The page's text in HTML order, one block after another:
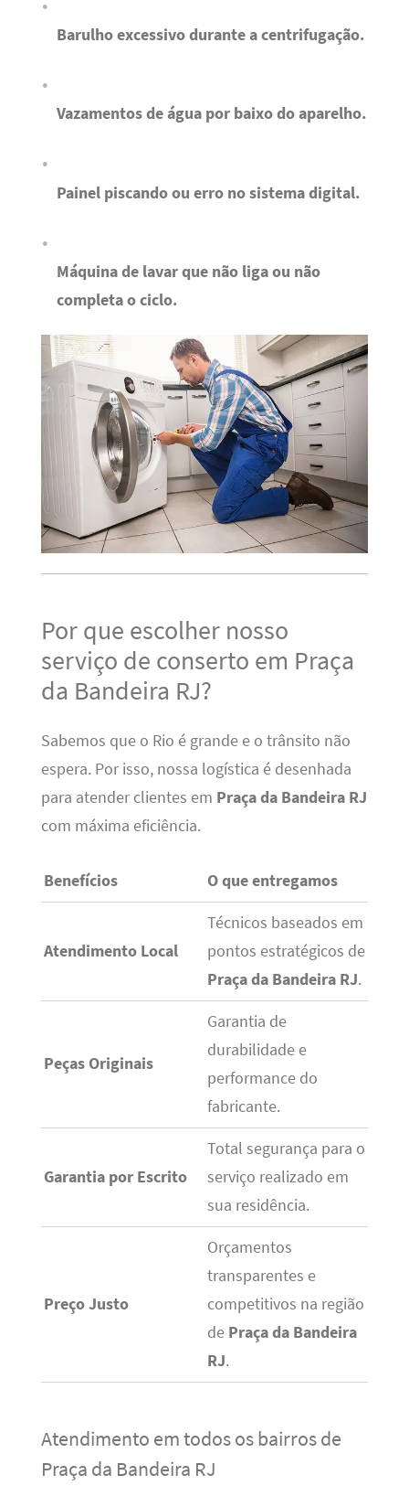
Barulho excessivo durante a centrifugação.
Vazamentos de água por baixo do aparelho.
Painel piscando ou erro no sistema digital.
Máquina de lavar que não liga ou não
completa o ciclo.
Por que escolher nosso
serviço de conserto em Praça
da Bandeira RJ?
Sabemos que o Rio é grande e o trânsito não
espera. Por isso, nossa logística é desenhada
para atender clientes em Praça da Bandeira RJ
com máxima eficiência.
Benefícios O que entregamos
Atendimento Local
Técnicos baseados em
pontos estratégicos de
Praça da Bandeira RJ.
Peças Originais
Garantia de
durabilidade e
performance do
fabricante.
Garantia por Escrito
Total segurança para o
serviço realizado em
sua residência.
Preço Justo
Orçamentos
transparentes e
competitivos na região
de Praça da Bandeira
RJ.
Atendimento em todos os bairros de
Praça da Bandeira RJ